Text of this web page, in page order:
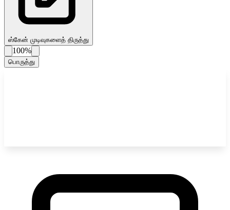
ஸ்கேன் முடிவுகளைத் திருத்து
100%
பொருத்து